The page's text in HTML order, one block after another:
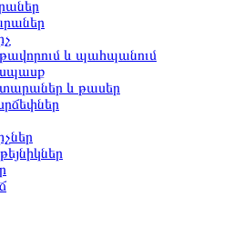
և պահպանում
և թասեր